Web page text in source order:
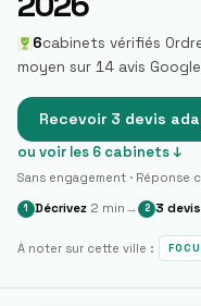
6cabinets vérifiés
moyen sur 14 avis Google
Recevoir 3 devis
ou voir les 6 cabinets ↓
Sans engagement · Réponse
1 Décrivez 2 min → 2 3 devis
À noter sur cette ville :